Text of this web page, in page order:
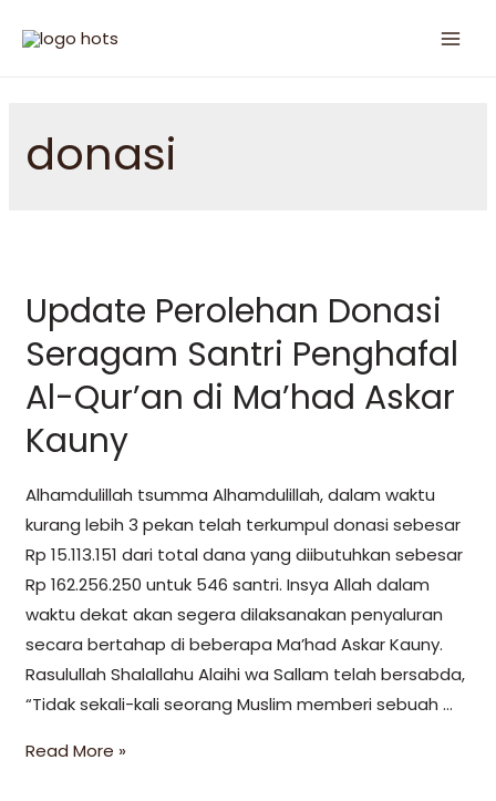
donasi
Update Perolehan Donasi
Seragam Santri Penghafal
Al-Qur’an di Ma’had Askar
Kauny
Alhamdulillah tsumma Alhamdulillah, dalam waktu
kurang lebih 3 pekan telah terkumpul donasi sebesar
Rp 15.113.151 dari total dana yang diibutuhkan sebesar
Rp 162.256.250 untuk 546 santri. Insya Allah dalam
waktu dekat akan segera dilaksanakan penyaluran
secara bertahap di beberapa Ma’had Askar Kauny.
Rasulullah Shalallahu Alaihi wa Sallam telah bersabda,
“Tidak sekali-kali seorang Muslim memberi sebuah …
Read More »